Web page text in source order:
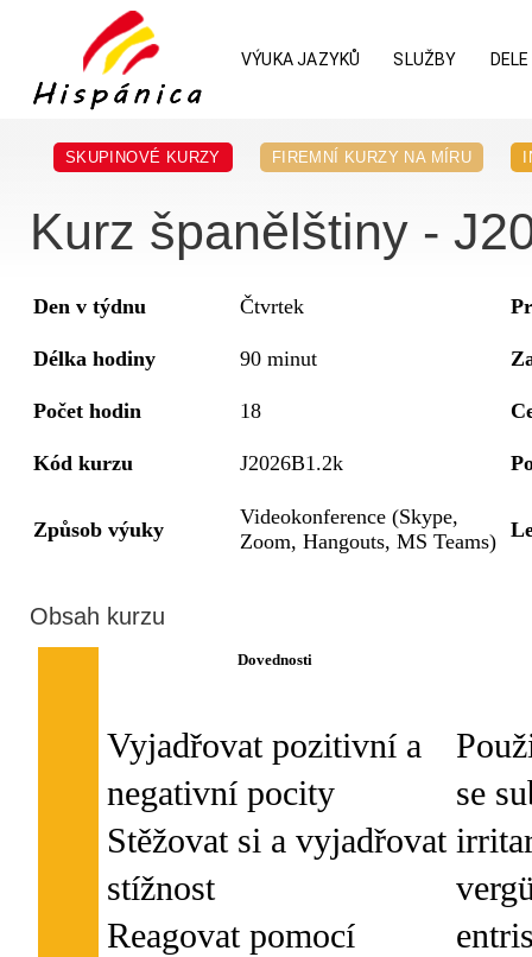
VÝUKA JAZYKŮ SLUŽBY DELE
SKUPINOVÉ KURZY FIREMNÍ KURZY NA MÍRU
Kurz španělštiny -
Den v týdnu Čtvrtek
Délka hodiny 90 minut
Počet hodin 18
Kód kurzu J2026B1.2k
Způsob výuky
Videokonference (Skype,
Zoom, Hangouts, MS Teams)
Obsah kurzu
Dovednosti
Vyjadřovat pozitivní a
negativní pocity
Stěžovat si a vyjadřovat
stížnost
Reagovat pomocí
se